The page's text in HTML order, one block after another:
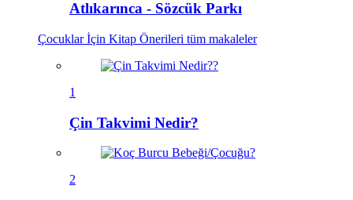
Atlıkarınca - Sözcük Parkı
Çocuklar İçin Kitap Önerileri tüm makaleler
1
Çin Takvimi Nedir?
2